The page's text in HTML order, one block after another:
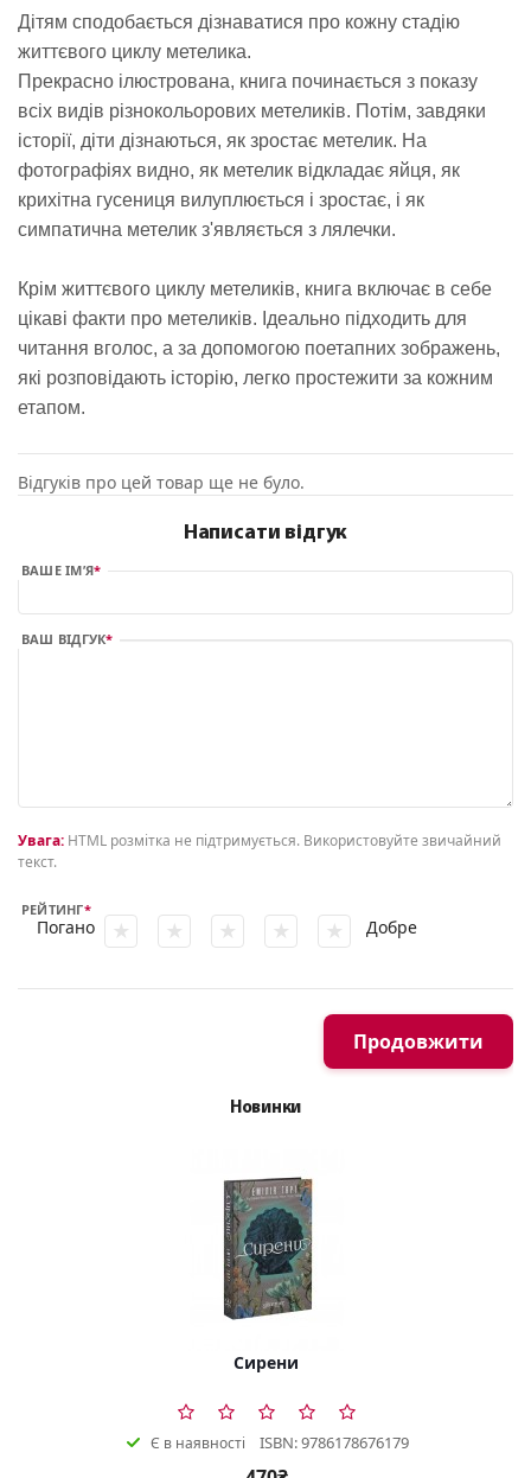
Дітям сподобається дізнаватися про кожну стадію
життєвого циклу метелика.
Прекрасно ілюстрована, книга починається з показу
всіх видів різнокольорових метеликів. Потім, завдяки
історії, діти дізнаються, як зростає метелик. На
фотографіях видно, як метелик відкладає яйця, як
крихітна гусениця вилуплюється і зростає, і як
симпатична метелик з'являється з лялечки.
Крім життєвого циклу метеликів, книга включає в себе
цікаві факти про метеликів. Ідеально підходить для
читання вголос, а за допомогою поетапних зображень,
які розповідають історію, легко простежити за кожним
етапом.
Відгуків про цей товар ще не було.
Написати відгук
ВАШЕ ІМ’Я
ВАШ ВІДГУК
Увага: HTML розмітка не підтримується. Використовуйте звичайний
текст.
РЕЙТИНГ
Погано Добре
Продовжити
Новинки
Сирени
Є в наявності ISBN: 9786178676179